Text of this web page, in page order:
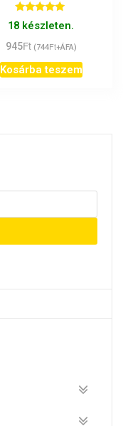
Értékelés:
5.00
18 készleten.
945Ft (744Ft+ÁFA)
Kosárba teszem